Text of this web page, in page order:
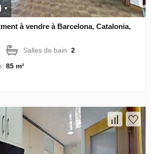
à vendre à Barcelona, Catalonia,
Salles de bain:2
85 m²